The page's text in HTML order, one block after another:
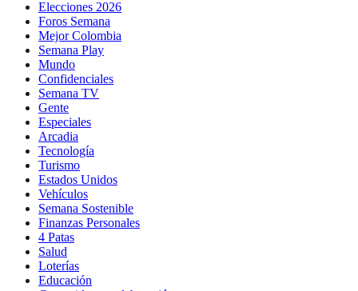
Elecciones 2026
Foros Semana
Mejor Colombia
Semana Play
Mundo
Confidenciales
Semana TV
Gente
Especiales
Arcadia
Tecnología
Turismo
Estados Unidos
Vehículos
Semana Sostenible
Finanzas Personales
4 Patas
Salud
Loterías
Educación